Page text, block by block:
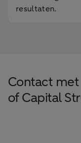
resultaten.
Contact
of Capital